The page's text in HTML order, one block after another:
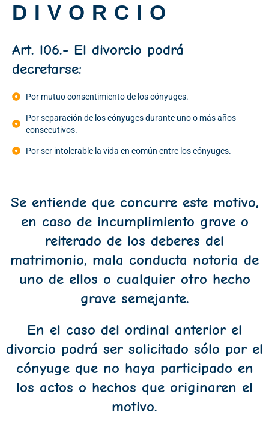
DIVORCIO
Art. l06.- El divorcio podrá
decretarse:
Por mutuo consentimiento de los cónyuges.
Por separación de los cónyuges durante uno o más años
consecutivos.
Por ser intolerable la vida en común entre los cónyuges.
Se entiende que concurre este motivo,
en caso de incumplimiento grave o
reiterado de los deberes del
matrimonio, mala conducta notoria de
uno de ellos o cualquier otro hecho
grave semejante.
En el caso del ordinal anterior el
divorcio podrá ser solicitado sólo por el
cónyuge que no haya participado en
los actos o hechos que originaren el
motivo.